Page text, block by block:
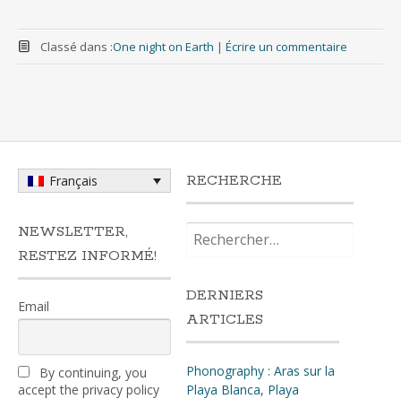
Classé dans :One night on Earth | Écrire un commentaire
Français
NEWSLETTER,
RESTEZ INFORMÉ!
Email
By continuing, you
accept the privacy policy
RECHERCHE
DERNIERS
ARTICLES
Phonography : Aras sur la
Playa Blanca, Playa